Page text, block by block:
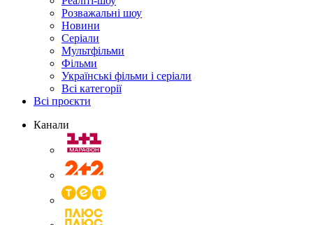
Розважальні шоу
Новини
Серіали
Мультфільми
Фільми
Українські фільми і серіали
Всі категорії
Всі проєкти
Канали